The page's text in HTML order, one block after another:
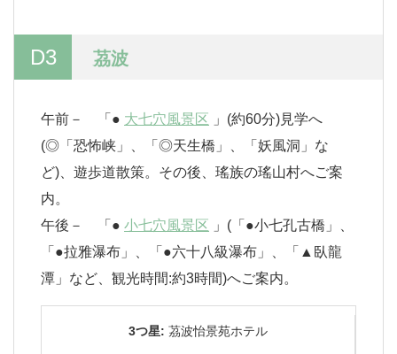
D3 茘波
午前－ 「● 大七穴風景区 」(約60分)見学へ
(◎「恐怖峡」、「◎天生橋」、「妖風洞」な
ど)、遊歩道散策。その後、瑤族の瑤山村へご案
内。
午後－ 「● 小七穴風景区 」(「●小七孔古橋」、
「●拉雅瀑布」、「●六十八級瀑布」、「▲臥龍
潭」など、観光時間:約3時間)へご案内。
3つ星: 茘波怡景苑ホテル